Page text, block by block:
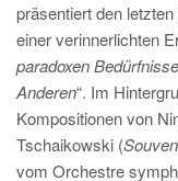
präsentiert den
einer verinnerlichten
paradoxen
Anderen“. Im
Kompositionen von
Tschaikowski (
vom Orchestre